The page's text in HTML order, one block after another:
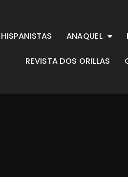
HISPANISTAS ANAQUEL
REVISTA DOS ORILLAS